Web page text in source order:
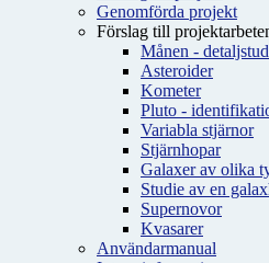
Genomförda projekt
Förslag till
Månen -
Asteroider
Kometer
Pluto -
Variabla stjärnor
Stjärnhopar
Galaxer av olika
Studie av en
Supernovor
Kvasarer
Användarmanual